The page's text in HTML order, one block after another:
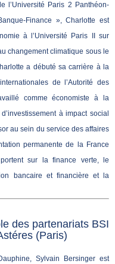
l’Université Paris 2 Panthéon-
Finance », Charlotte est
à l’Université Paris II sur
changement climatique sous le
a débuté sa carrière à la
de l’Autorité des
comme économiste à la
à impact social
au sein du service des affaires
permanente de la France
sur la finance verte, le
bancaire et financière et la
des partenariats BSI
(Paris)
Sylvain Bersinger est